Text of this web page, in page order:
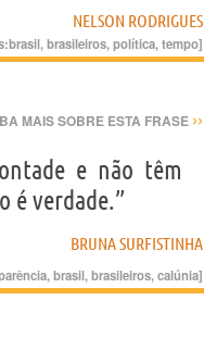
NELSON RODRIGUES
brasil,brasileiros,política,tempo]
MAIS SOBRE ESTA FRASE ››
e não têm
é verdade.”
BRUNA SURFISTINHA
,brasil,brasileiros,calúnia]